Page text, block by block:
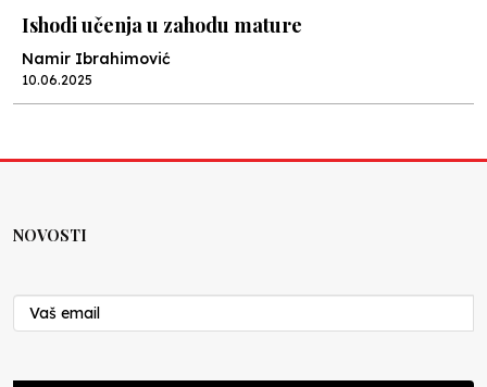
Ishodi učenja u zahodu mature
Namir Ibrahimović
10.06.2025
Nenad Veličković
29.10.2024
NOVOSTI